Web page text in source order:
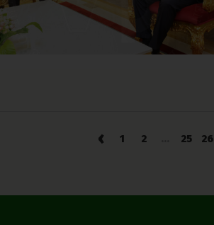
‹ 1 2 25 26